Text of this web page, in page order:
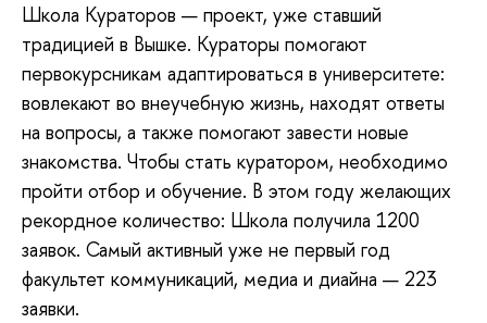
Школа Кураторов — проект, уже ставший
традицией в Вышке. Кураторы помогают
первокурсникам адаптироваться в университете:
вовлекают во внеучебную жизнь, находят ответы
на вопросы, а также помогают завести новые
знакомства. Чтобы стать куратором, необходимо
пройти отбор и обучение. В этом году желающих
рекордное количество: Школа получила 1200
заявок. Самый активный уже не первый год
факультет коммуникаций, медиа и диайна — 223
заявки.